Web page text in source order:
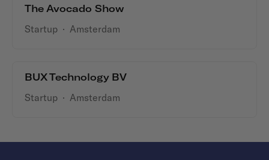
The Avocado Show
Startup · Amsterdam
BUX Technology BV
Startup · Amsterdam